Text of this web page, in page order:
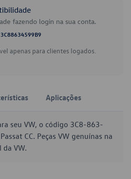
fazendo login na sua conta.
3C88634599B9
apenas para clientes logados.
Aplicações
seu VW, o código 3C8-863-
CC. Peças VW genuínas na
VW.